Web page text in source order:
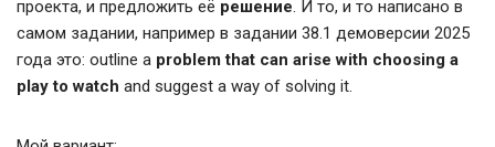
проекта, и предложить её решение. И то, и то написано в
самом задании, например в задании 38.1 демоверсии 2025
года это: outline a problem that can arise with choosing a
play to watch and suggest a way of solving it.